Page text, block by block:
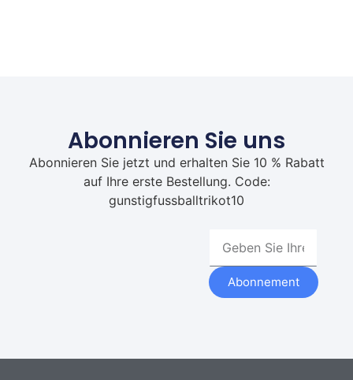
Abonnieren Sie uns
Abonnieren Sie jetzt und erhalten Sie 10 % Rabatt
auf Ihre erste Bestellung. Code:
gunstigfussballtrikot10
Abonnement